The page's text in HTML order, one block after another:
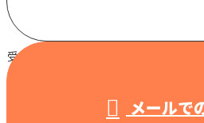
受付 / 8:00～18:00 【営業電話固く
メールで